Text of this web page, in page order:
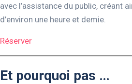
avec l’assistance du public, créant
d’environ une heure et demie.
Réserver
Et pourquoi pas …